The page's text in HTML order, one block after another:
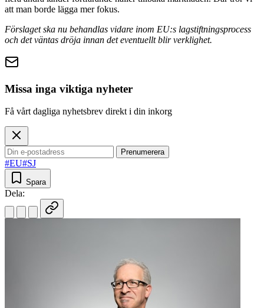
att man borde lägga mer fokus.
Förslaget ska nu behandlas vidare inom EU:s lagstiftningsprocess
och det väntas dröja innan det eventuellt blir verklighet.
Missa inga viktiga nyheter
Få vårt dagliga nyhetsbrev direkt i din inkorg
Prenumerera
#EU#SJ
Spara
Dela: